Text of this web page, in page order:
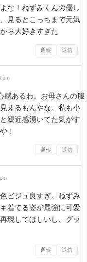
な！ねずみくんの優し
見るとこっちまで元気
ら大好きすぎた
通報 返信
pm
感あるわ。お母さんの服
えるもんやな。私も小
親近感湧いてた気がす
！
通報 返信
ビジュ良すぎ。ねずみ
着てる姿が最強に可愛
現してほしいし、グッ
通報 返信